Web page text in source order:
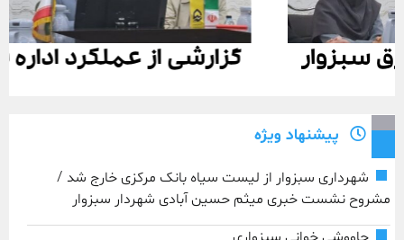
گزارشی از عملکرد اداره برق سبزوار
پیشنهاد ویژه
شهرداری سبزوار از لیست سیاه بانک مرکزی خارج شد /
مشروح نشست خبری میثم حسین آبادی شهردار سبزوار